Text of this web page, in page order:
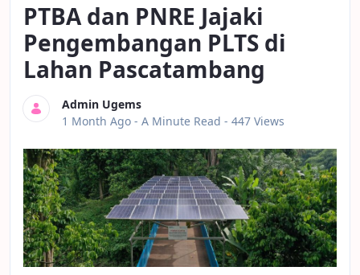
PTBA dan PNRE Jajaki
Pengembangan PLTS di
Lahan Pascatambang
Admin Ugems
Published Date
1 Month Ago - A Minute Read - 447 Views